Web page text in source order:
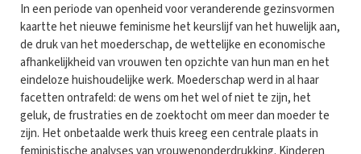
In een periode van openheid voor veranderende gezinsvormen
kaartte het nieuwe feminisme het keurslijf van het huwelijk aan,
de druk van het moederschap, de wettelijke en economische
afhankelijkheid van vrouwen ten opzichte van hun man en het
eindeloze huishoudelijke werk. Moederschap werd in al haar
facetten ontrafeld: de wens om het wel of niet te zijn, het
geluk, de frustraties en de zoektocht om meer dan moeder te
zijn. Het onbetaalde werk thuis kreeg een centrale plaats in